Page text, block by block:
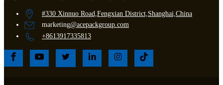
#330 Xinnuo Road,Fengxian District,Shanghai,China
marketing@acepackgroup.com
+8613917335813